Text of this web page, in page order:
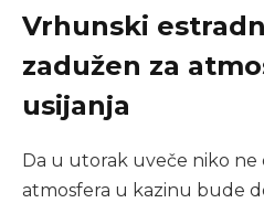
Vrhunski
zadužen za
usijanja
Da u utorak uveče niko ne
atmosfera u kazinu bude